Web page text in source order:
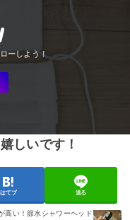
しいです！
はてブ 送る
高い！節水シャワーヘッド